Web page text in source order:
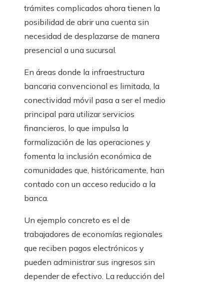
trámites complicados ahora tienen la
posibilidad de abrir una cuenta sin
necesidad de desplazarse de manera
presencial a una sucursal.
En áreas donde la infraestructura
bancaria convencional es limitada, la
conectividad móvil pasa a ser el medio
principal para utilizar servicios
financieros, lo que impulsa la
formalización de las operaciones y
fomenta la inclusión económica de
comunidades que, históricamente, han
contado con un acceso reducido a la
banca.
Un ejemplo concreto es el de
trabajadores de economías regionales
que reciben pagos electrónicos y
pueden administrar sus ingresos sin
depender de efectivo. La reducción del